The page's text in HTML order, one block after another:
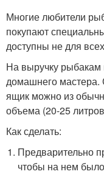
Многие любители
покупают
доступны не для
На выручку рыбакам
домашнего
ящик можно из
объема (20-25
Как сделать:
Предварительно
чтобы на нем